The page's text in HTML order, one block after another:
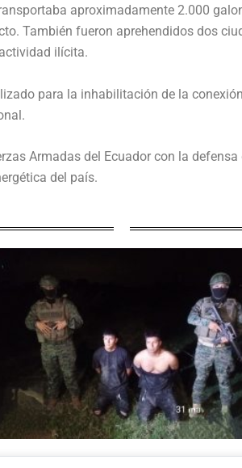
aproximadamente 2.000
También fueron aprehendidos dos
ilícita.
para la inhabilitación de la
Armadas del Ecuador con la
del país.